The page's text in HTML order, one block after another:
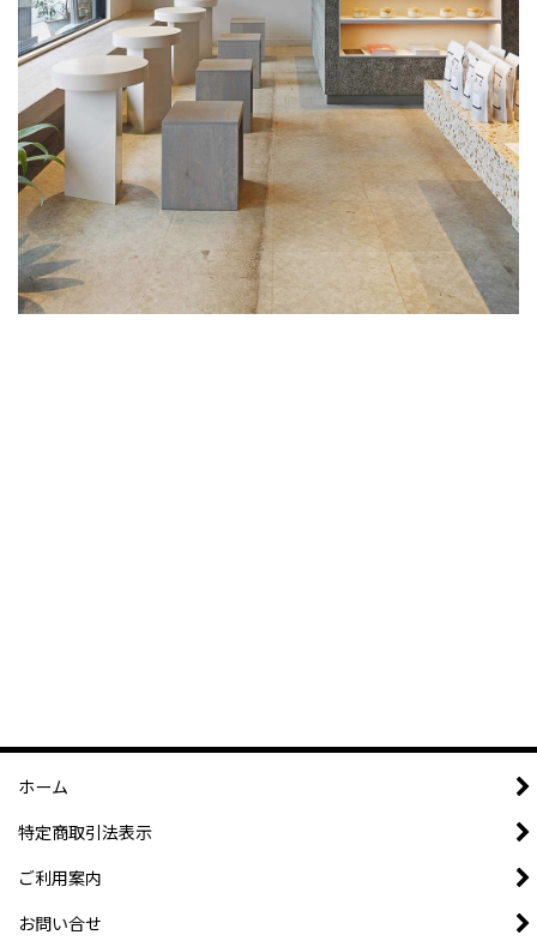
ホーム
特定商取引法表示
ご利用案内
お問い合せ